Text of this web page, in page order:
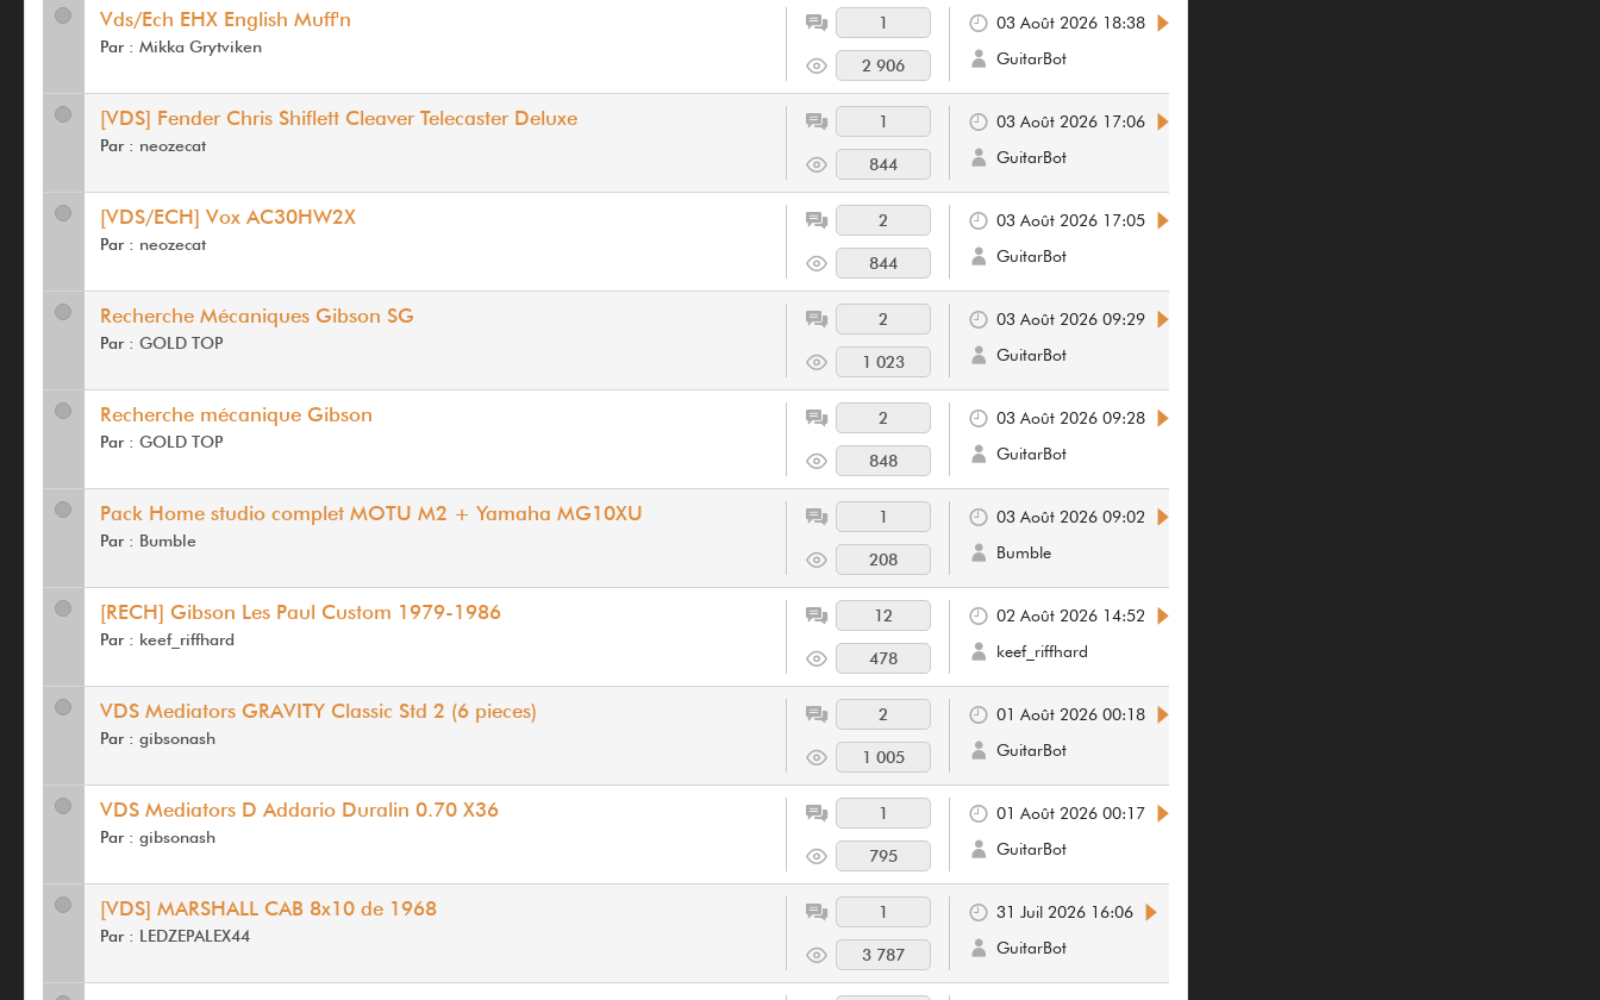
Vds/Ech EHX English Muff'n
Par :Mikka Grytviken
1
2 906
03 Août 2026 18:38
GuitarBot
[VDS] Fender Chris Shiflett Cleaver Telecaster Deluxe
Par : neozecat
1
844
03 Août 2026 17:06
GuitarBot
[VDS/ECH] Vox AC30HW2X
Par : neozecat
2
844
03 Août 2026 17:05
GuitarBot
Recherche Mécaniques Gibson SG
Par :GOLD TOP
2
1 023
03 Août 2026 09:29
GuitarBot
Recherche mécanique Gibson
Par :GOLD TOP
2
848
03 Août 2026 09:28
GuitarBot
Pack Home studio complet MOTU M2 + Yamaha MG10XU
Par : Bumble
1
208
03 Août 2026 09:02
Bumble
[RECH] Gibson Les Paul Custom 1979-1986
Par : keef_riffhard
12
478
02 Août 2026 14:52
keef_riffhard
VDS Mediators GRAVITY Classic Std 2 (6 pieces)
Par :gibsonash
2
1 005
01 Août 2026 00:18
GuitarBot
VDS Mediators D Addario Duralin 0.70 X36
Par :gibsonash
1
795
01 Août 2026 00:17
GuitarBot
[VDS] MARSHALL CAB 8x10 de 1968
Par : LEDZEPALEX44
1
3 787
31 Juil 2026 16:06
GuitarBot